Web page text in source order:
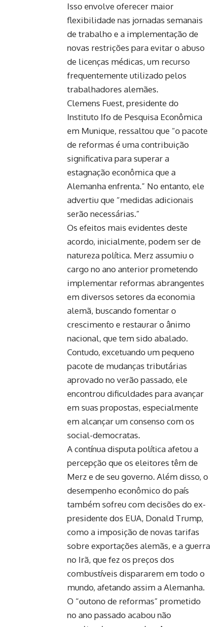
Isso envolve oferecer maior
flexibilidade nas jornadas semanais
de trabalho e a implementação de
novas restrições para evitar o abuso
de licenças médicas, um recurso
frequentemente utilizado pelos
trabalhadores alemães.
Clemens Fuest, presidente do
Instituto Ifo de Pesquisa Econômica
em Munique, ressaltou que “o pacote
de reformas é uma contribuição
significativa para superar a
estagnação econômica que a
Alemanha enfrenta.” No entanto, ele
advertiu que “medidas adicionais
serão necessárias.”
Os efeitos mais evidentes deste
acordo, inicialmente, podem ser de
natureza política. Merz assumiu o
cargo no ano anterior prometendo
implementar reformas abrangentes
em diversos setores da economia
alemã, buscando fomentar o
crescimento e restaurar o ânimo
nacional, que tem sido abalado.
Contudo, excetuando um pequeno
pacote de mudanças tributárias
aprovado no verão passado, ele
encontrou dificuldades para avançar
em suas propostas, especialmente
em alcançar um consenso com os
social-democratas.
A contínua disputa política afetou a
percepção que os eleitores têm de
Merz e de seu governo. Além disso, o
desempenho econômico do país
também sofreu com decisões do ex-
presidente dos EUA, Donald Trump,
como a imposição de novas tarifas
sobre exportações alemãs, e a guerra
no Irã, que fez os preços dos
combustíveis dispararem em todo o
mundo, afetando assim a Alemanha.
O “outono de reformas” prometido
no ano passado acabou não